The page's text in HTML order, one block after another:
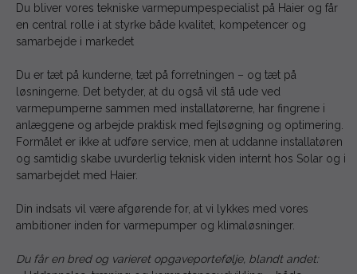
Du bliver vores tekniske varmepumpespecialist på Haier og får
en central rolle i at styrke både kvalitet, kompetencer og
samarbejde i markedet
Du er tæt på kunderne, tæt på forretningen – og tæt på
løsningerne. Det betyder, at du også vil stå ude ved
varmepumperne sammen med installatørerne, har fingrene i
anlæggene og arbejde praktisk med fejlsøgning og optimering.
Formålet er ikke at udføre service, men at uddanne installatøren
og samtidig skabe uvurderlig teknisk viden internt hos Solar og i
samarbejdet med Haier.
Din indsats vil være afgørende for, at vi lykkes med vores
ambitioner inden for varmepumper og klimaløsninger.
Du får en bred og varieret opgaveportefølje, blandt andet: